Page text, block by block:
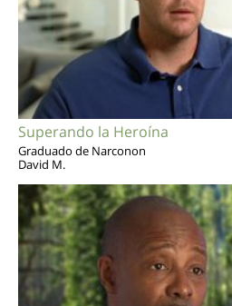
Superando la Heroína
Graduado de Narconon
David M.